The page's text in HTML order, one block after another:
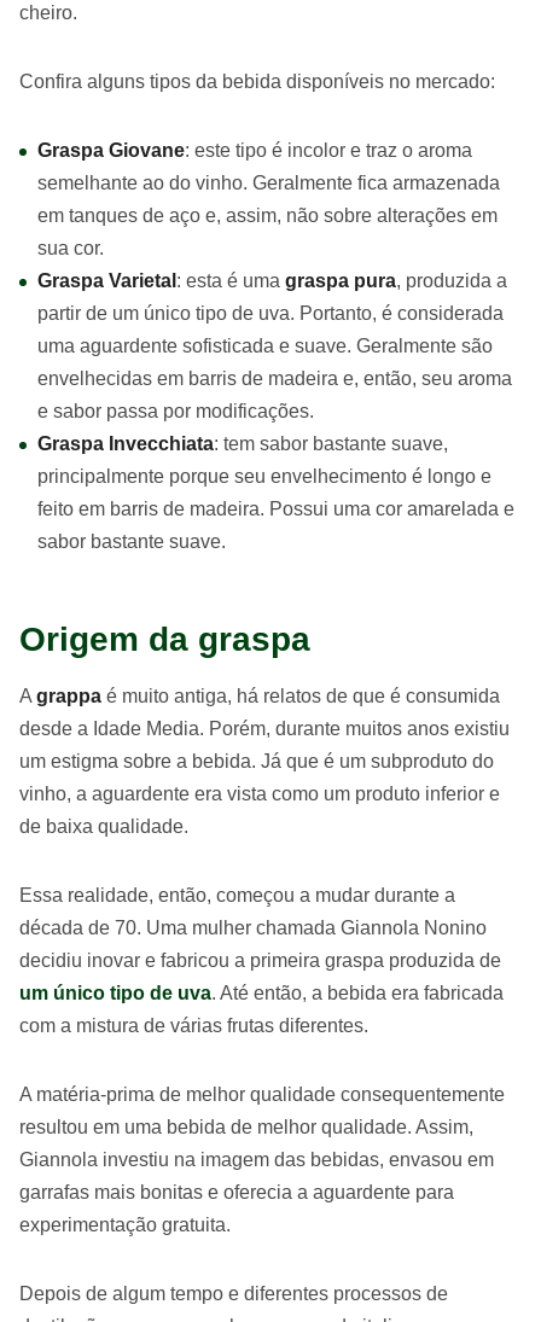
cheiro.
Confira alguns tipos da bebida disponíveis no mercado:
Graspa Giovane: este tipo é incolor e traz o aroma
semelhante ao do vinho. Geralmente fica armazenada
em tanques de aço e, assim, não sobre alterações em
sua cor.
Graspa Varietal : esta é uma graspa pura, produzida a
partir de um único tipo de uva. Portanto, é considerada
uma aguardente sofisticada e suave. Geralmente são
envelhecidas em barris de madeira e, então, seu aroma
e sabor passa por modificações.
Graspa Invecchiata: tem sabor bastante suave,
principalmente porque seu envelhecimento é longo e
feito em barris de madeira. Possui uma cor amarelada e
sabor bastante suave.
Origem da graspa
A grappa é muito antiga, há relatos de que é consumida
desde a Idade Media. Porém, durante muitos anos existiu
um estigma sobre a bebida. Já que é um subproduto do
vinho, a aguardente era vista como um produto inferior e
de baixa qualidade.
Essa realidade, então, começou a mudar durante a
década de 70. Uma mulher chamada Giannola Nonino
decidiu inovar e fabricou a primeira graspa produzida de
um único tipo de uva. Até então, a bebida era fabricada
com a mistura de várias frutas diferentes.
A matéria-prima de melhor qualidade consequentemente
resultou em uma bebida de melhor qualidade. Assim,
Giannola investiu na imagem das bebidas, envasou em
garrafas mais bonitas e oferecia a aguardente para
experimentação gratuita.
Depois de algum tempo e diferentes processos de